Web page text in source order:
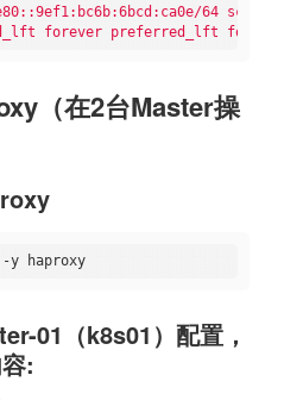
64 scope
forever preferred_lft forever
（在2台Master操
yum install -y haproxy
01（k8s01）配置，
: